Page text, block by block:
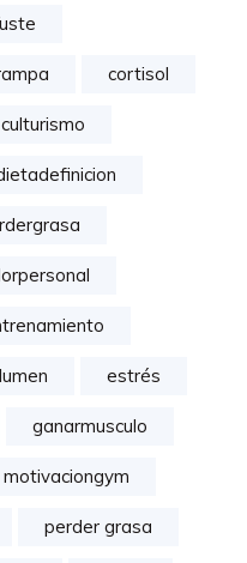
cortisol
culturismo
estrés
ganarmusculo
motivaciongym
perder grasa